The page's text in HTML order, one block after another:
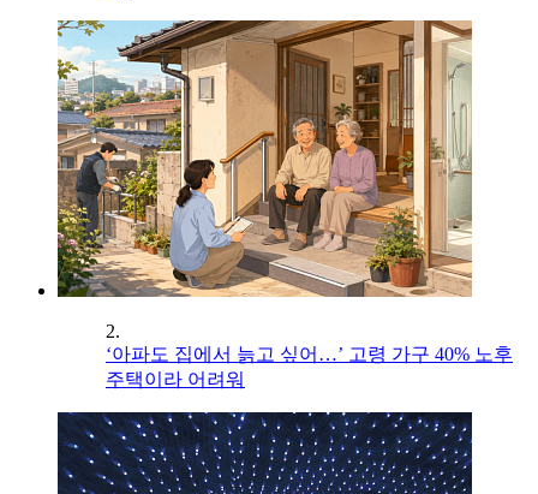
2.
‘아파도 집에서 늙고 싶어…’ 고령 가구 40% 노후
주택이라 어려워